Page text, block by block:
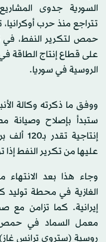
السورية جدوى المشاريع
تتراجع منذ حرب أوكرانيا،
حمص لتكرير النفط، في
على قطاع إنتاج الطاقة في
الروسية في سوريا.
ووفق ما ذكرته وكالة
ستبدأ بإصلاح وصيانة
عليها من تكرير النفط
وجاء هذا بعد
الغازية في محطة
إيرانية. كما تزامن مع
معمل السماد في
روسية (ستروي ترانس غاز)